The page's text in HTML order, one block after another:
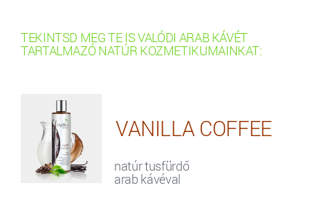
TEKINTSD MEG TE IS VALÓDI ARAB KÁVÉT
TARTALMAZÓ NATÚR KOZMETIKUMAINKAT:
VANILLA COFFEE
natúr tusfürdő
arab kávéval